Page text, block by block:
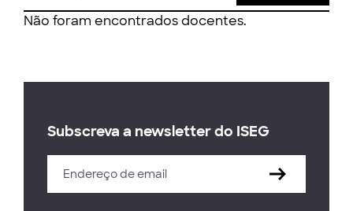
Não foram encontrados docentes.
Subscreva a newsletter do ISEG